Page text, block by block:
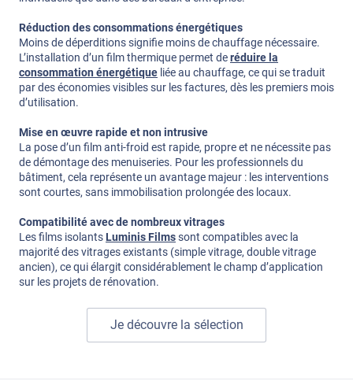
Réduction des consommations énergétiques
Moins de déperditions signifie moins de chauffage nécessaire.
L’installation d’un film thermique permet deréduire la
consommation énergétique liée au chauffage, ce qui se traduit
par des économies visibles sur les factures, dès les premiers mois
d’utilisation.
Mise en œuvre rapide et non intrusive
La pose d’un film anti-froid est rapide, propre et ne nécessite pas
de démontage des menuiseries. Pour les professionnels du
bâtiment, cela représente un avantage majeur : les interventions
sont courtes, sans immobilisation prolongée des locaux.
Compatibilité avec de nombreux vitrages
Les films isolants Luminis Filmssont compatibles avec la
majorité des vitrages existants (simple vitrage, double vitrage
ancien), ce qui élargit considérablement le champ d’application
sur les projets de rénovation.
Je découvre la sélection